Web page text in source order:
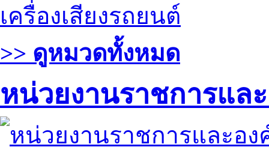
เครื่องเสียงรถยนต์
>> ดูหมวดทั้งหมด
หน่วยงานราชการแล